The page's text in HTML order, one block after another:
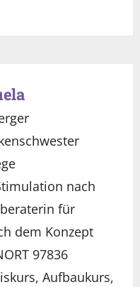
nach
für
dem Konzept
97836
Aufbaukurs,